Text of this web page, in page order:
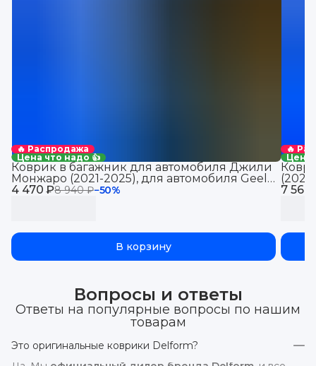
🔥 Распродажа
Цена что надо 👍
4 470 ₽8 940 ₽−50%
Коврик в багажник для автомобиля Джили
Монжаро (2021-2025), для автомобиля Geely
Monjaro, EVA 3D
В корзину
🔥
Цена
7 560
Вопросы и ответы
Ответы на популярные вопросы по нашим
товарам
Это оригинальные коврики Delform?